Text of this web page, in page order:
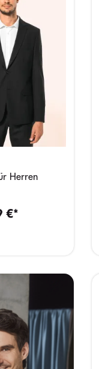
Herren
€*